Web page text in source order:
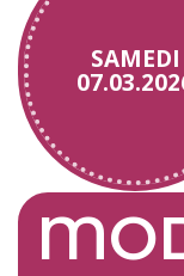
SAMEDI
07.03.